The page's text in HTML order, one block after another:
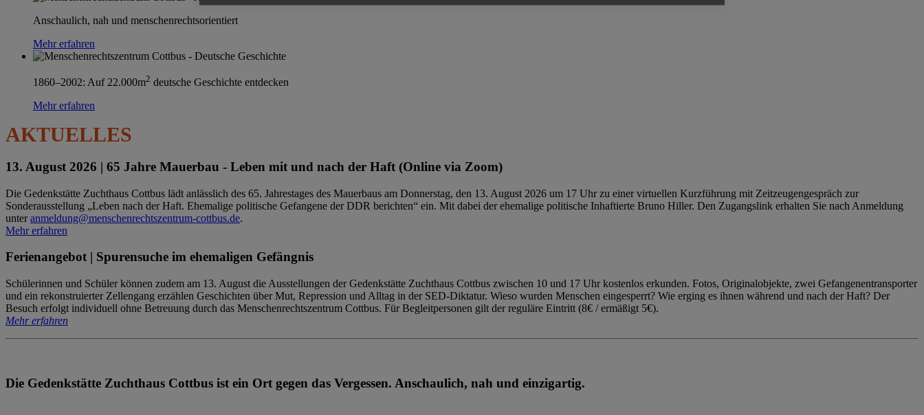
Anschaulich, nah und menschenrechtsorientiert
Mehr erfahren
1860–2002: Auf 22.000m2 deutsche Geschichte entdecken
Mehr erfahren
AKTUELLES
13. August 2026 | 65 Jahre Mauerbau - Leben mit und nach der Haft (Online via Zoom)
Die Gedenkstätte Zuchthaus Cottbus lädt anlässlich des 65. Jahrestages des Mauerbaus am Donnerstag, den 13. August 2026 um 17 Uhr zu einer virtuellen Kurzführung mit Zeitzeugengespräch zur
Sonderausstellung „Leben nach der Haft. Ehemalige politische Gefangene der DDR berichten“ ein. Mit dabei der ehemalige politische Inhaftierte Bruno Hiller. Den Zugangslink erhalten Sie nach Anmeldung
unteranmeldung@menschenrechtszentrum-cottbus.de.
Mehr erfahren
Ferienangebot | Spurensuche im ehemaligen Gefängnis
Schülerinnen und Schüler können zudem am 13. August die Ausstellungen der Gedenkstätte Zuchthaus Cottbus zwischen 10 und 17 Uhr kostenlos erkunden. Fotos, Originalobjekte, zwei Gefangenentransporter
und ein rekonstruierter Zellengang erzählen Geschichten über Mut, Repression und Alltag in der SED-Diktatur. Wieso wurden Menschen eingesperrt? Wie erging es ihnen während und nach der Haft? Der
Besuch erfolgt individuell ohne Betreuung durch das Menschenrechtszentrum Cottbus. Für Begleitpersonen gilt der reguläre Eintritt (8€ / ermäßigt 5€).
Mehr erfahren
Die Gedenkstätte Zuchthaus Cottbus ist ein Ort gegen das Vergessen. Anschaulich, nah und einzigartig.